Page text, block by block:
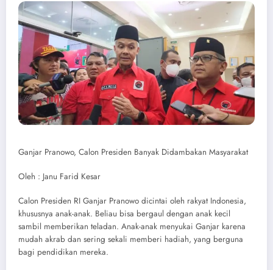
Ganjar Pranowo, Calon Presiden Banyak Didambakan Masyarakat
Oleh : Janu Farid Kesar
Calon Presiden RI Ganjar Pranowo dicintai oleh rakyat Indonesia,
khususnya anak-anak. Beliau bisa bergaul dengan anak kecil
sambil memberikan teladan. Anak-anak menyukai Ganjar karena
mudah akrab dan sering sekali memberi hadiah, yang berguna
bagi pendidikan mereka.